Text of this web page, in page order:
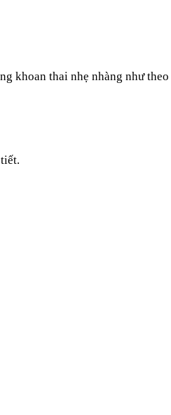
khoan thai nhẹ nhàng như